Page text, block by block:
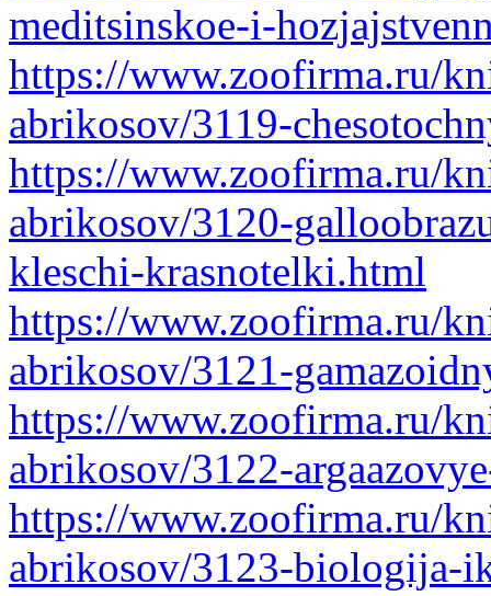
meditsinskoe-i-
https://www.zoofirma.ru/
abrikosov/3119-
https://www.zoofirma.ru/
abrikosov/3120-
kleschi-krasnotelki.html
https://www.zoofirma.ru/
abrikosov/3121-
https://www.zoofirma.ru/
abrikosov/3122-
https://www.zoofirma.ru/
abrikosov/3123-biologija-